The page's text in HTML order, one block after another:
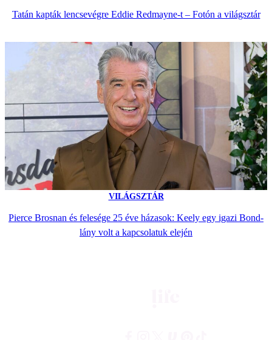
Tatán kapták lencsevégre Eddie Redmayne-t – Fotón a világsztár
VILÁGSZTÁR
Pierce Brosnan és felesége 25 éve házasok: Keely egy igazi Bond-
lány volt a kapcsolatuk elején